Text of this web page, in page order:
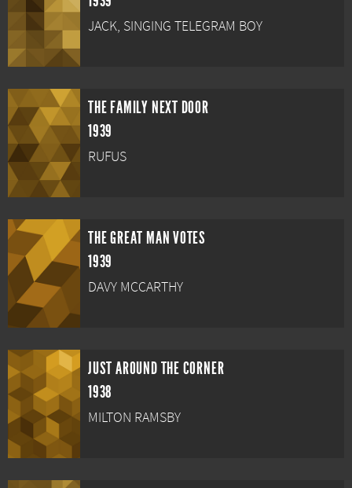
JACK, SINGING TELEGRAM BOY
THE FAMILY NEXT DOOR
1939
RUFUS
THE GREAT MAN VOTES
1939
DAVY MCCARTHY
JUST AROUND THE CORNER
1938
MILTON RAMSBY